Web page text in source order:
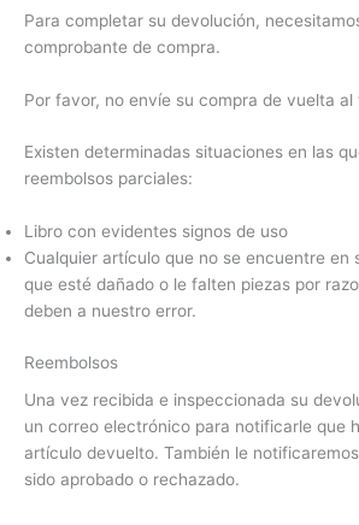
Para completar su devolución,
comprobante de compra.
Por favor, no envíe su compra de vuelta al
Existen determinadas situaciones en las
reembolsos parciales:
Libro con evidentes signos de uso
Cualquier artículo que no se encuentre en
que esté dañado o le falten piezas por
deben a nuestro error.
Reembolsos
Una vez recibida e inspeccionada su
un correo electrónico para notificarle que
artículo devuelto. También le
sido aprobado o rechazado.